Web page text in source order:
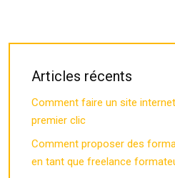
Articles récents
Comment faire un site
premier clic
Comment proposer des
en tant que freelance